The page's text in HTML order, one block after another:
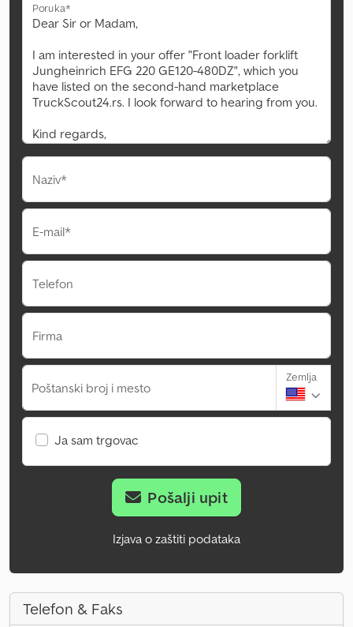
Poruka*
Naziv*
E-mail*
Telefon
Firma
Poštanski broj i mesto
Zemlja
Ja sam trgovac
Pošalji upit
Izjava o zaštiti podataka
Telefon & Faks